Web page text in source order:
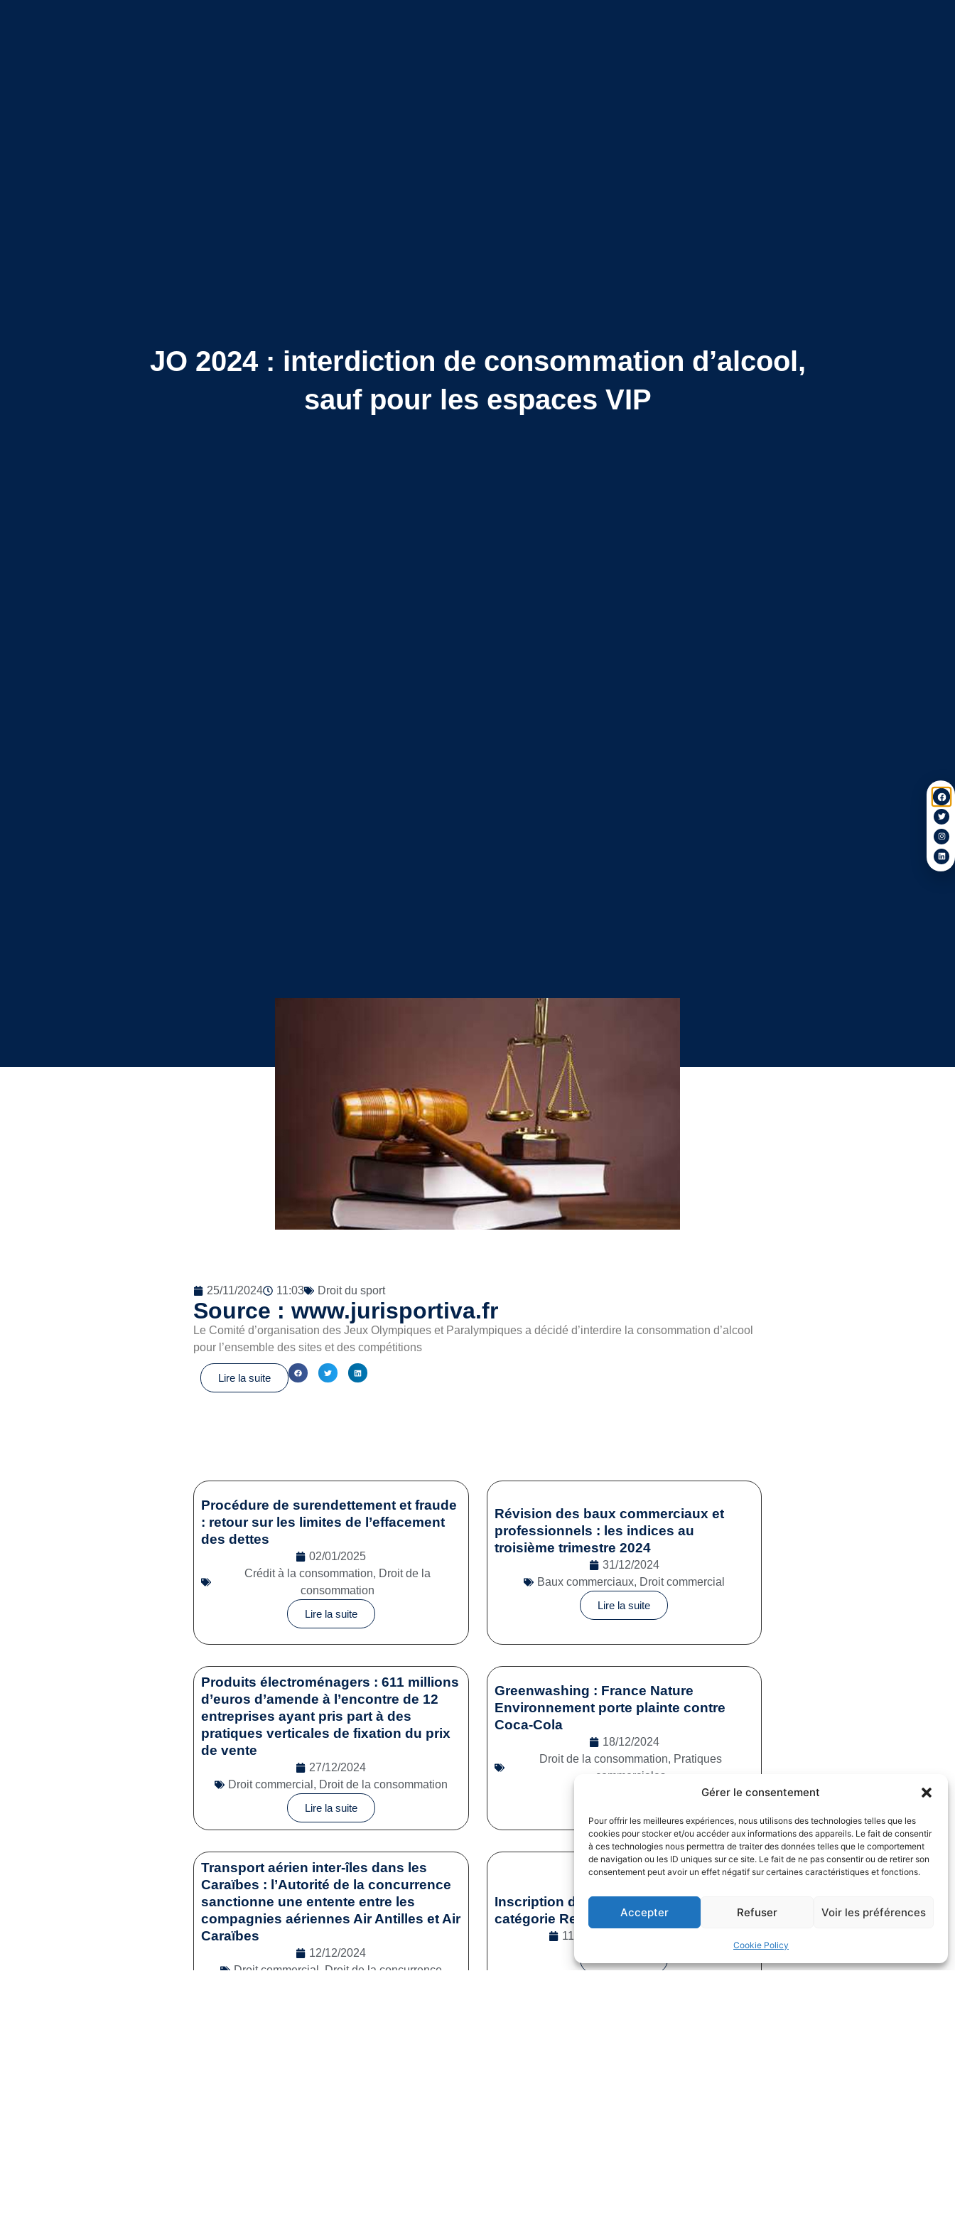
Gérer le consentement
Pour offrir les meilleures expériences, nous utilisons des technologies telles que les
cookies pour stocker et/ou accéder aux informations des appareils. Le fait de consentir
à ces technologies nous permettra de traiter des données telles que le comportement
de navigation ou les ID uniques sur ce site. Le fait de ne pas consentir ou de retirer son
consentement peut avoir un effet négatif sur certaines caractéristiques et fonctions.
Accepter Refuser Voir les préférences
Cookie Policy
JO 2024 : interdiction de consommation d’alcool,
sauf pour les espaces VIP
25/11/2024 11:03 Droit du sport
Source : www.jurisportiva.fr
Le Comité d’organisation des Jeux Olympiques et Paralympiques a décidé d’interdire la consommation d’alcool
pour l’ensemble des sites et des compétitions
Lire la suite
Procédure de surendettement et fraude
: retour sur les limites de l’effacement
des dettes
02/01/2025
Crédit à la consommation, Droit de la
consommation
Lire la suite
Révision des baux commerciaux et
professionnels : les indices au
troisième trimestre 2024
31/12/2024
Baux commerciaux, Droit commercial
Lire la suite
Produits électroménagers : 611 millions
d’euros d’amende à l’encontre de 12
entreprises ayant pris part à des
pratiques verticales de fixation du prix
de vente
27/12/2024
Droit commercial , Droit de la consommation
Lire la suite
Greenwashing : France Nature
Environnement porte plainte contre
Coca-Cola
18/12/2024
Droit de la consommation, Pratiques
commerciales
Transport aérien inter-îles dans les
Caraïbes : l’Autorité de la concurrence
sanctionne une entente entre les
compagnies aériennes Air Antilles et Air
Caraïbes
12/12/2024
Droit commercial Droit de la concurrence
Inscription des sportifs dans la
catégorie Reconversion
11/12/2024